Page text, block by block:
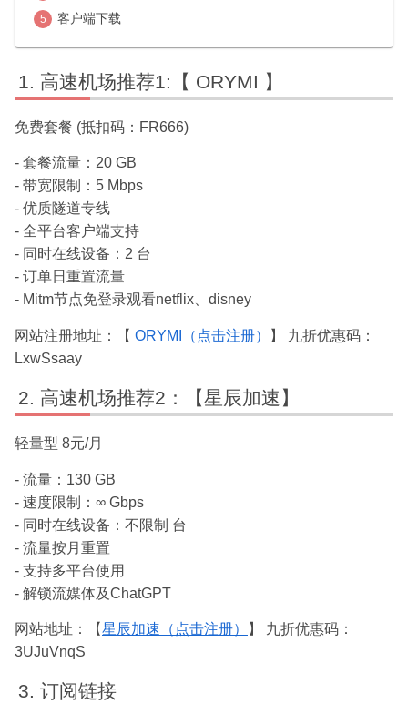
客户端下载
高速机场推荐1:【 ORYMI 】
免费套餐 (抵扣码：FR666)
- 套餐流量：20 GB
- 带宽限制：5 Mbps
- 优质隧道专线
- 全平台客户端支持
- 同时在线设备：2 台
- 订单日重置流量
- Mitm节点免登录观看netflix、disney
网站注册地址：【 ORYMI（点击注册）
】 九折优惠码：
LxwSsaay
高速机场推荐2：【星辰加速】
轻量型 8元/月
- 流量：130 GB
- 速度限制：∞ Gbps
- 同时在线设备：不限制 台
- 流量按月重置
- 支持多平台使用
- 解锁流媒体及ChatGPT
网站地址：【星辰加速（点击注册）
】 九折优惠码：
3UJuVnqS
订阅链接